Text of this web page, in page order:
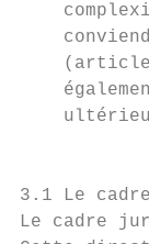
3.1 Le
Le cadre